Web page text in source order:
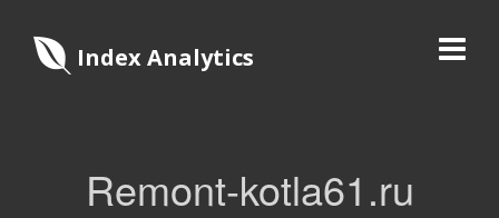
Index Analytics
Remont-kotla61.ru